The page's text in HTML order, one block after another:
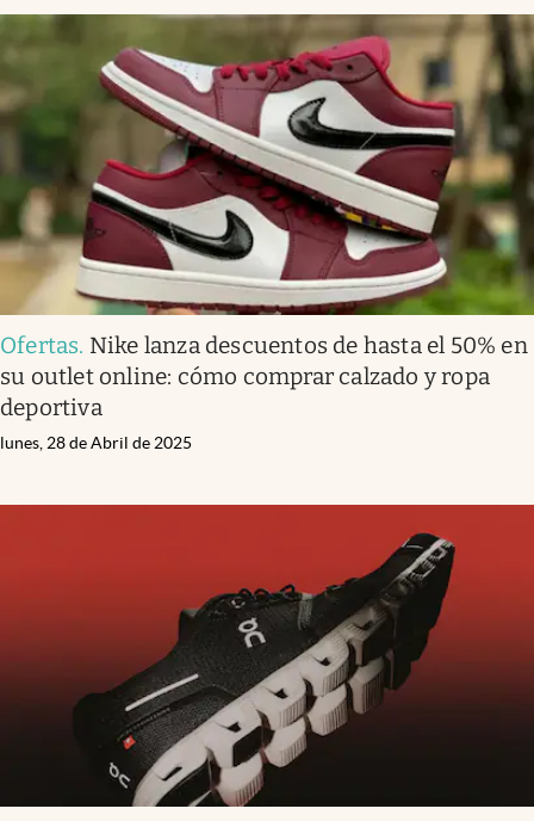
Ofertas. Nike lanza descuentos de hasta el 50% en
su outlet online: cómo comprar calzado y ropa
deportiva
lunes, 28 de Abril de 2025